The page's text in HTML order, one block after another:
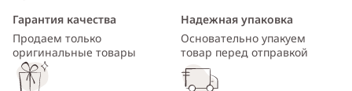
Гарантия качества
Продаем только
оригинальные товары
Надежная упаковка
Основательно упакуем
товар перед отправкой